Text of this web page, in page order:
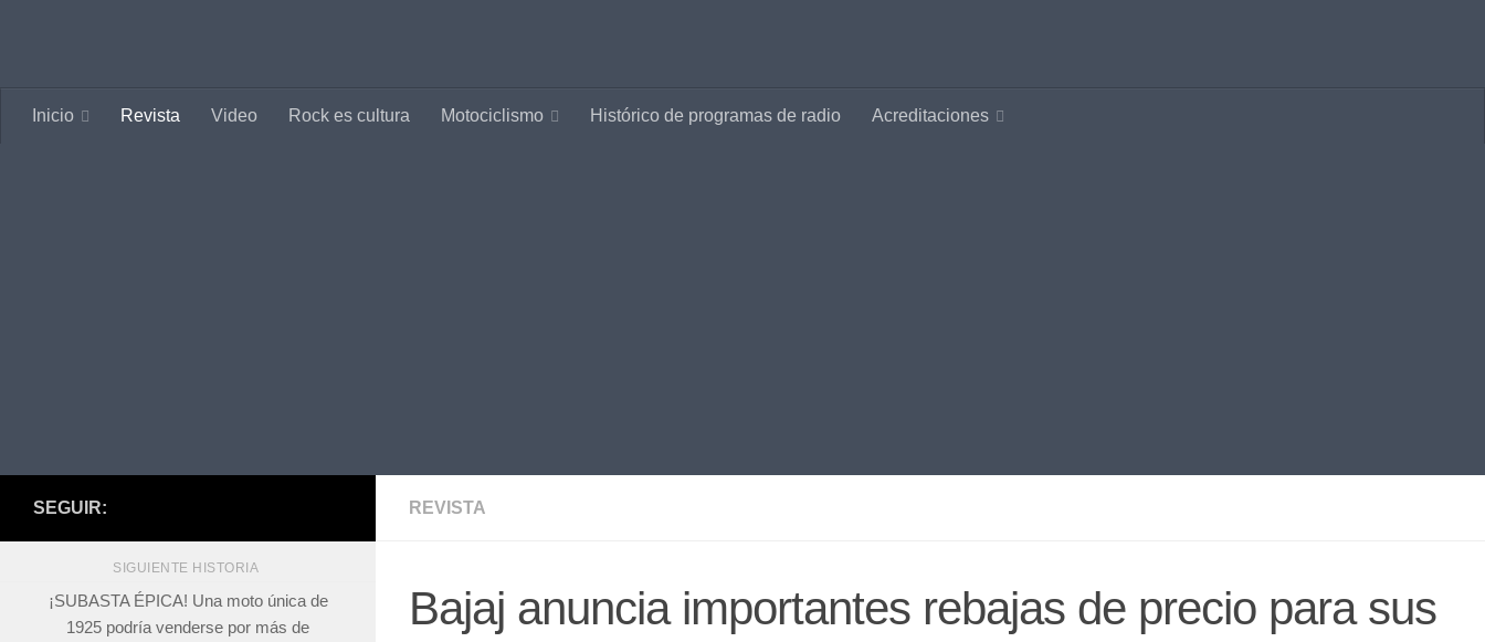
Inicio Revista Video Rock es cultura Motociclismo Histórico de programas de radio Acreditaciones
REVISTA
Bajaj anuncia importantes rebajas de precio para sus
SEGUIR:
SIGUIENTE HISTORIA
¡SUBASTA ÉPICA! Una moto única de
1925 podría venderse por más de